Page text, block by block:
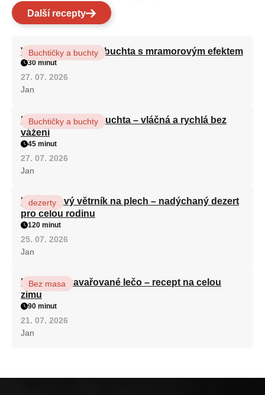
Další recepty
Vláčná olejová litá buchta s mramorovým efektem
Buchtičky a buchty
30 minut
27. 07. 2026
Jan
Hrnková maková buchta – vláčná a rychlá bez
vážení
Buchtičky a buchty
45 minut
27. 07. 2026
Jan
Karamelový větrník na plech – nadýchaný dezert
pro celou rodinu
dezerty
120 minut
25. 07. 2026
Jan
Babiččino zavařované lečo – recept na celou
zimu
Bez masa
90 minut
21. 07. 2026
Jan